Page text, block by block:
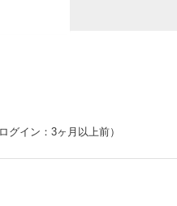
グイン：3ヶ月以上前）